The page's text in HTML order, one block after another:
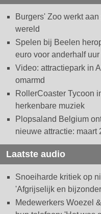
Burgers' Zoo werkt
wereld
Spelen bij Beelen
euro voor anderhalf
Video: attractiepark in
omarmd
RollerCoaster Tycoon
herkenbare muziek
Plopsaland Belgium
nieuwe attractie: maart
Laatste audio
Snoeiharde kritiek op
'Afgrijselijk en
Medewerkers Woezel